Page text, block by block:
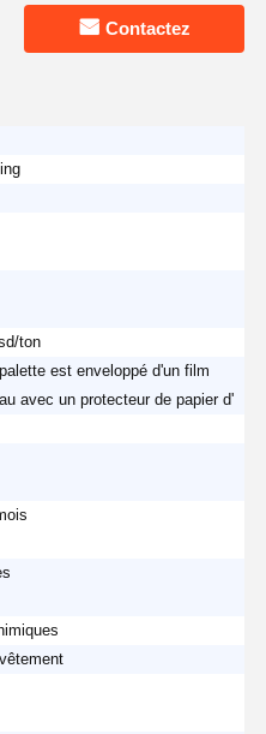
Contactez
ton
est enveloppé d'un film
avec un protecteur de papier d'